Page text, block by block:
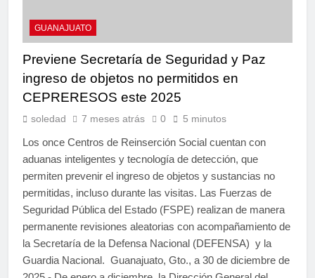
GUANAJUATO
Previene Secretaría de Seguridad y Paz
ingreso de objetos no permitidos en
CEPRERESOS este 2025
soledad 7 meses atrás 0 5 minutos
Los once Centros de Reinserción Social cuentan con
aduanas inteligentes y tecnología de detección, que
permiten prevenir el ingreso de objetos y sustancias no
permitidas, incluso durante las visitas. Las Fuerzas de
Seguridad Pública del Estado (FSPE) realizan de manera
permanente revisiones aleatorias con acompañamiento de
la Secretaría de la Defensa Nacional (DEFENSA) y la
Guardia Nacional. Guanajuato, Gto., a 30 de diciembre de